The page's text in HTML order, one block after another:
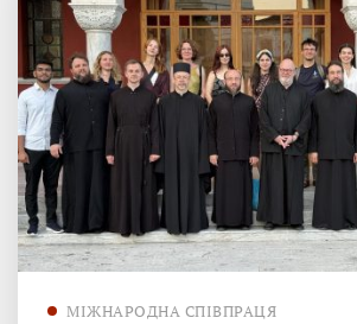
МІЖНАРОДНА СПІВПРАЦЯ